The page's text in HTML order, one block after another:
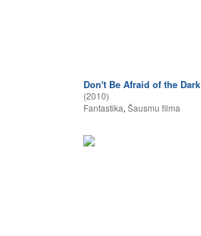
Don't Be Afraid of the Dark
(2010)
Fantastika, Šausmu filma